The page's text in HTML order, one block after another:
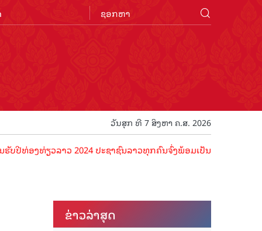
ວັນສຸກ ທີ 7 ສິງຫາ ຄ.ສ. 2026
ອງທ່ຽວລາວ 2024 ປະຊາຊົນລາວທຸກຄົນຈົ່ງພ້ອມເປັນເຈົ້າພາບທີ່ດີ ຕ້ອ
ຂ່າວ​ລ່າ​ສຸດ